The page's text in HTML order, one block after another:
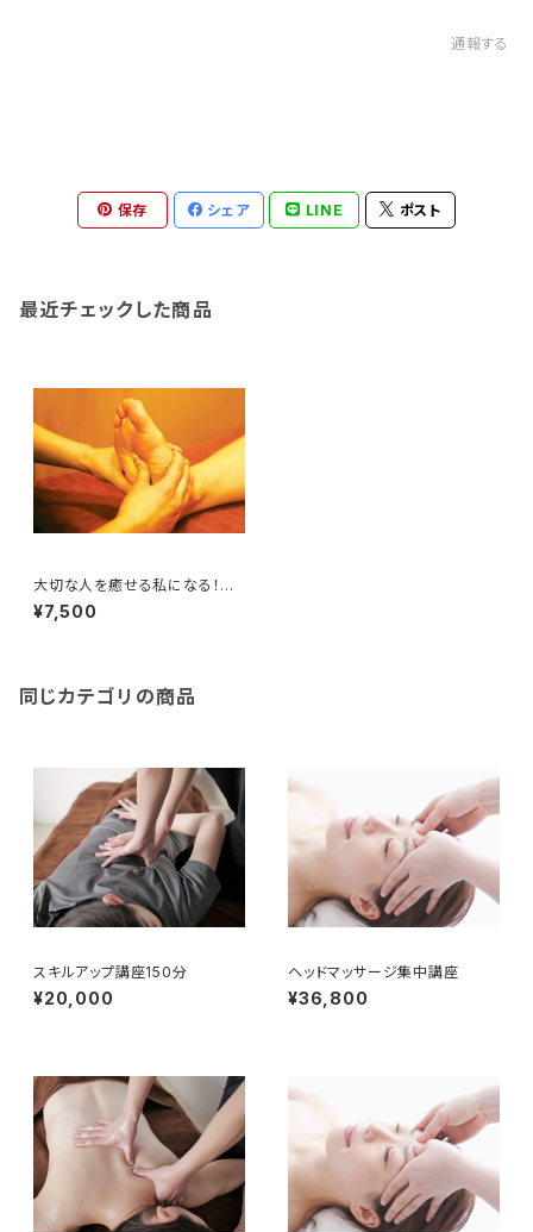
通報する
保存 シェア LINE ポスト
最近チェックした商品
大切な人を癒せる私になる！初
めての足裏リフレクソロジー
¥7,500
同じカテゴリの商品
スキルアップ講座150分
¥20,000
ヘッドマッサージ集中講座
¥36,800